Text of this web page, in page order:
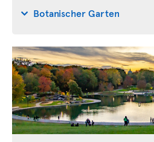
Botanischer Garten